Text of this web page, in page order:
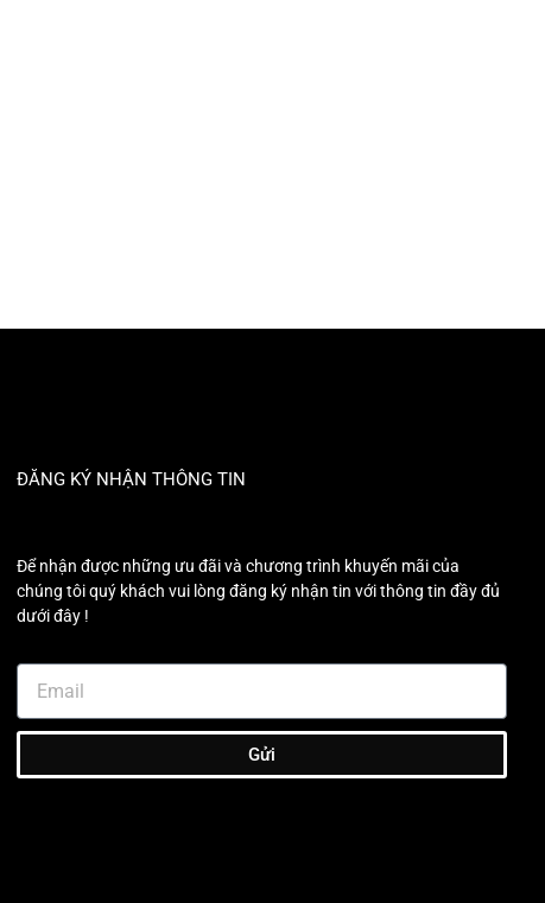
ĐĂNG KÝ NHẬN THÔNG TIN
Để nhận được những ưu đãi và chương trình khuyến mãi của
chúng tôi quý khách vui lòng đăng ký nhận tin với thông tin đầy đủ
dưới đây !
Gửi